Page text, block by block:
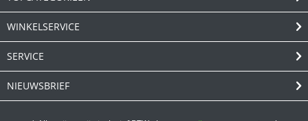
WINKELSERVICE
SERVICE
NIEUWSBRIEF